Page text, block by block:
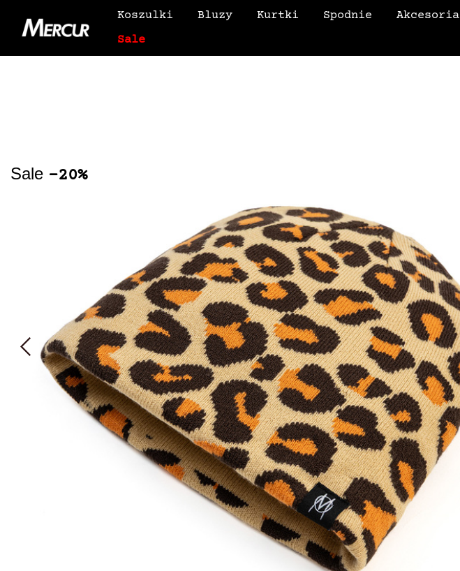
Koszulki Bluzy Kurtki Spodnie
Akcesoria
Sale
Sale -20%